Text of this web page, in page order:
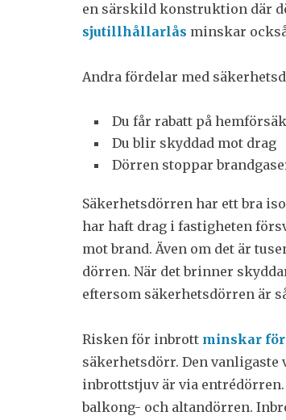
en särskild konstruktion där
sjutillhållarlås minskar
Andra fördelar med
Du får rabatt på
Du blir skyddad mot drag
Dörren stoppar
Säkerhetsdörren har ett bra
har haft drag i fastigheten
mot brand. Även om det är
dörren. När det brinner
eftersom säkerhetsdörren är
Risken för inbrott minskar
säkerhetsdörr. Den vanligaste
inbrottstjuv är via
balkong- och altandörren.